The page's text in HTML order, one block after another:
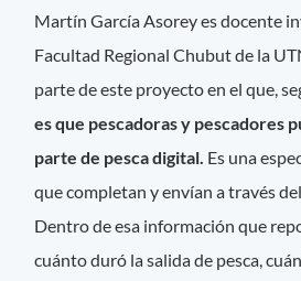
Martín García Asorey es docente
Facultad Regional Chubut de la
parte de este proyecto en el que,
es que pescadoras y pescadores
parte de pesca digital. Es una
que completan y envían a través
Dentro de esa información que
cuánto duró la salida de pesca,